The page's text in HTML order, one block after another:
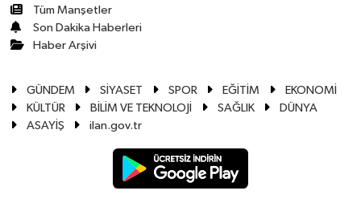
Tüm Manşetler
Son Dakika Haberleri
Haber Arşivi
GÜNDEM SİYASET SPOR EĞİTİM
EKONOMİ
KÜLTÜR
BİLİM VE TEKNOLOJİ SAĞLIK
DÜNYA
ASAYİŞ
ilan.gov.tr